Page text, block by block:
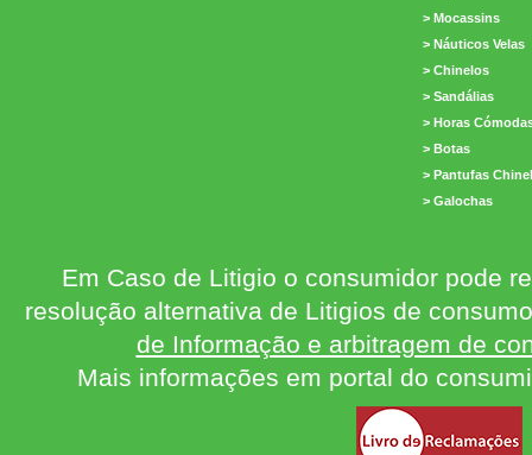
> Mocassins
> Náuticos Velas
> Chinelos
> Sandálias
> Horas
> Botas
> Pantufas
> Galochas
Em Caso de Litigio o consumidor pode
resolução alternativa de Litigios de
de Informação e arbitragem de
Mais informações em portal do